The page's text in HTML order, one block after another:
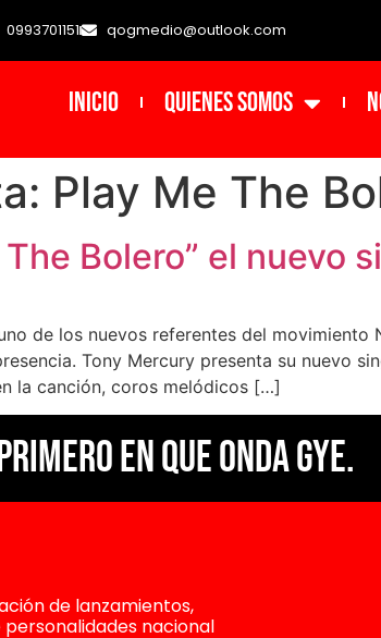
0993701151 qogmedio@outlook.com
INICIO Quienes Somos
Play Me The
The Bolero” el nuevo
de los nuevos referentes del
Tony Mercury presenta su nuevo
la canción, coros melódicos […]
en Que Onda Gye.
de lanzamientos,
nacional